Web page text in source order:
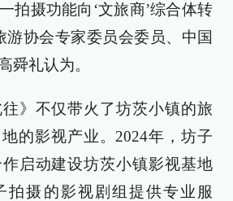
拍摄功能向‘文旅商’综合体转
游协会专家委员会委员、中国
舜礼认为。
》不仅带火了坊茨小镇的旅
的影视产业。2024年，坊子
启动建设坊茨小镇影视基地
拍摄的影视剧组提供专业服